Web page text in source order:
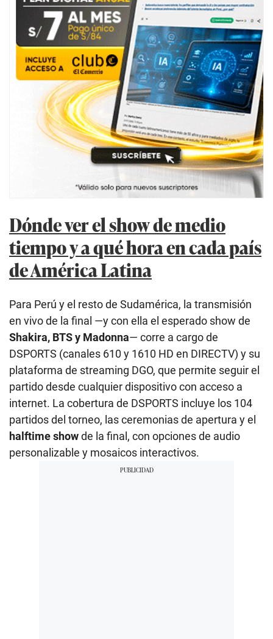
Dónde ver el show de medio
tiempo y a qué hora en cada país
de América Latina
Para Perú y el resto de Sudamérica, la transmisión
en vivo de la final —y con ella el esperado show de
Shakira, BTS y Madonna— corre a cargo de
DSPORTS (canales 610 y 1610 HD en DIRECTV) y su
plataforma de streaming DGO, que permite seguir el
partido desde cualquier dispositivo con acceso a
internet. La cobertura de DSPORTS incluye los 104
partidos del torneo, las ceremonias de apertura y el
halftime showde la final, con opciones de audio
personalizable y mosaicos interactivos.